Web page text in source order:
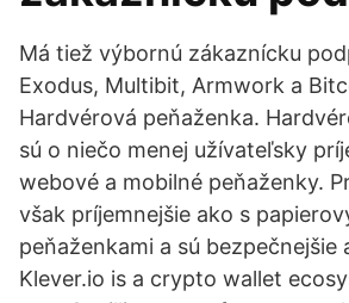
Má tiež výbornú zákaznícku
Exodus, Multibit, Armwork a
Hardvérová peňaženka.
sú o niečo menej užívateľsky
webové a mobilné peňaženky.
však príjemnejšie ako s
peňaženkami a sú bezpečnejšie
Klever.io is a crypto wallet